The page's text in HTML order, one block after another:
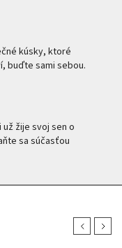
kúsky, ktoré
buďte sami sebou.
už žije svoj sen o
sa súčasťou
PreviousNext